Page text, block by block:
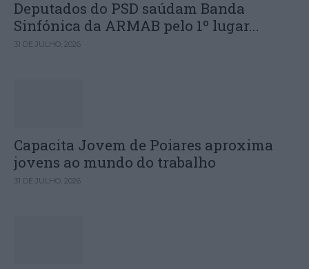
Deputados do PSD saúdam Banda
Sinfónica da ARMAB pelo 1º lugar...
31 DE JULHO, 2026
Capacita Jovem de Poiares aproxima
jovens ao mundo do trabalho
31 DE JULHO, 2026